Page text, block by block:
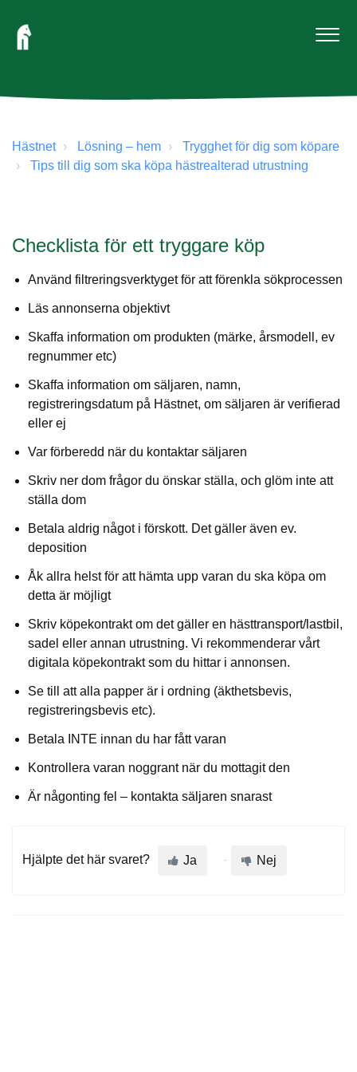
Hästnet Lösning – hem
Trygghet för dig som köpare
Tips till dig som ska köpa hästrealterad utrustning
Checklista för ett tryggare köp
Använd filtreringsverktyget för att förenkla sökprocessen
Läs annonserna objektivt
Skaffa information om produkten (märke, årsmodell, ev
regnummer etc)
Skaffa information om säljaren, namn,
registreringsdatum på Hästnet, om säljaren är verifierad
eller ej
Var förberedd när du kontaktar säljaren
Skriv ner dom frågor du önskar ställa, och glöm inte att
ställa dom
Betala aldrig något i förskott. Det gäller även ev.
deposition
Åk allra helst för att hämta upp varan du ska köpa om
detta är möjligt
Skriv köpekontrakt om det gäller en hästtransport/lastbil,
sadel eller annan utrustning. Vi rekommenderar vårt
digitala köpekontrakt som du hittar i annonsen.
Se till att alla papper är i ordning (äkthetsbevis,
registreringsbevis etc).
Betala INTE innan du har fått varan
Kontrollera varan noggrant när du mottagit den
Är någonting fel – kontakta säljaren snarast
Hjälpte det här svaret? Ja Nej